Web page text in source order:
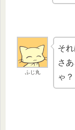
ふじ丸
そ
さ
ゃ？